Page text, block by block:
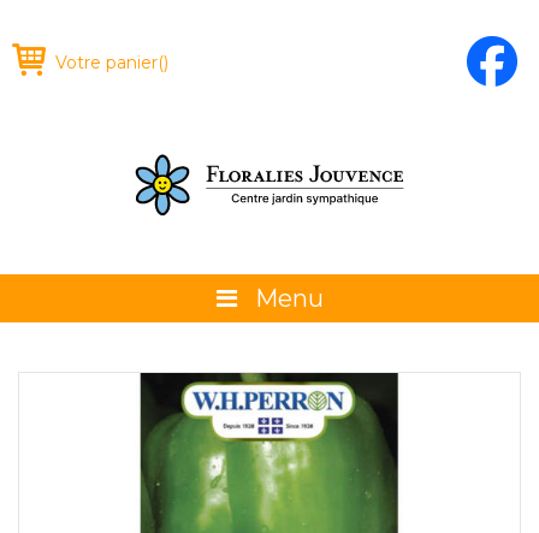
Votre panier()
Menu
La boutique
Promotions et évènements
Conseils